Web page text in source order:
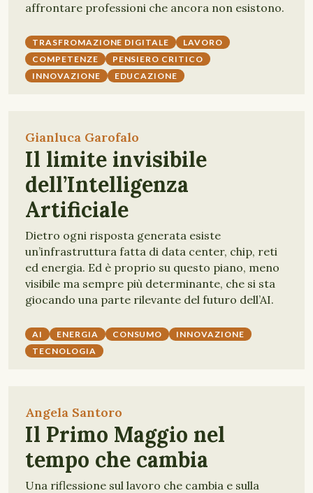
affrontare professioni che ancora non esistono.
TRASFROMAZIONE DIGITALE
LAVORO
COMPETENZE
PENSIERO CRITICO
INNOVAZIONE
EDUCAZIONE
Gianluca Garofalo
Il limite invisibile
dell’Intelligenza
Artificiale
Dietro ogni risposta generata esiste
un’infrastruttura fatta di data center, chip, reti
ed energia. Ed è proprio su questo piano, meno
visibile ma sempre più determinante, che si sta
giocando una parte rilevante del futuro dell’AI.
AI ENERGIA CONSUMO
INNOVAZIONE
TECNOLOGIA
Angela Santoro
Il Primo Maggio nel
tempo che cambia
Una riflessione sul lavoro che cambia e sulla